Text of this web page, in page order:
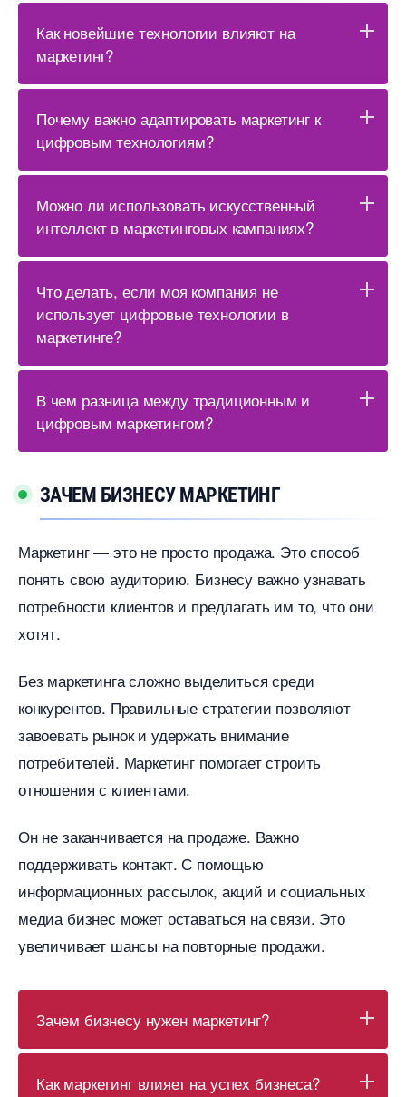
Как новейшие технологии влияют на
маркетинг?
Почему важно адаптировать маркетинг к
цифровым технологиям?
Можно ли использовать искусственный
интеллект в маркетинговых кампаниях?
Что делать, если моя компания не
использует цифровые технологии
маркетинге?
чем разница между традиционным и
цифровым маркетингом?
ЗАЧЕМ БИЗНЕСУ МАРКЕТИНГ
Маркетинг — это не просто продажа. Это спосо
понять свою аудиторию. Бизнесу важно узнавать
потребности клиентов и предлагать им то, что они
хотят.
Без маркетинга сложно выделиться среди
конкурентов. Правильные стратегии позволяют
завоевать рынок и удержать внимание
потребителей. Маркетинг помогает строить
отношения с клиентами.
Он не заканчивается на продаже. Важно
поддерживать контакт. С помощью
информационных рассылок, акций и социальных
медиа бизнес может оставаться на связи. Это
увеличивает шансы на повторные продажи.
Зачем бизнесу нужен маркетинг?
Как маркетинг влияет на успех бизнеса?